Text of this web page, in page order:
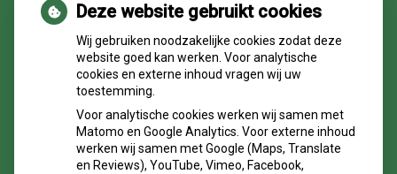
OPENINGSTIJDEN
Maandag:
09.00 - 17.00
Dinsdag:
Woensdag:
09.00 - 17.00
Donderdag:
09.00 - 17.00
09.00 - 17.00
Deze website gebruikt cookies
Wij gebruiken noodzakelijke cookies zodat deze
website goed kan werken. Voor analytische
cookies en externe inhoud vragen wij uw
toestemming.
Voor analytische cookies werken wij samen met
Matomo en Google Analytics. Voor externe inhoud
werken wij samen met Google (Maps, Translate
en Reviews), YouTube, Vimeo, Facebook,